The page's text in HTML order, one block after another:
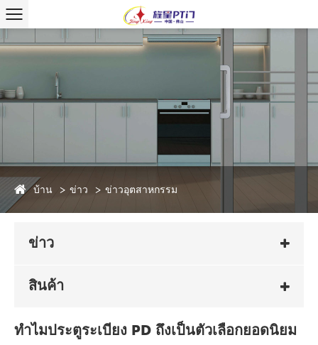
บ้าน ข่าว ข่าวอุตสาหกรรม
ข่าว
สินค้า
ทำไมประตูระเบียง PD ถึงเป็นตัวเลือกยอดนิยม